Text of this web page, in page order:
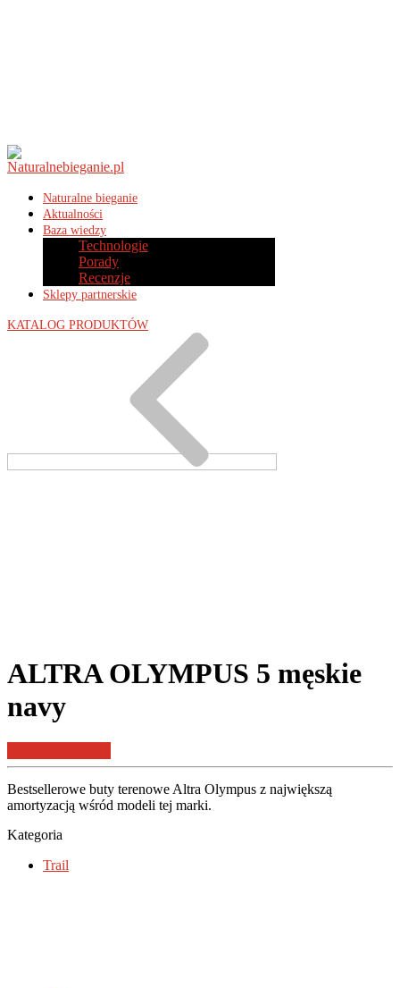
Naturalne bieganie
Aktualności
Baza wiedzy
Technologie
Porady
Recenzje
Sklepy partnerskie
KATALOG PRODUKTÓW
ALTRA OLYMPUS 5 męskie
navy
Bestsellerowe buty terenowe Altra Olympus z największą
amortyzacją wśród modeli tej marki.
Kategoria
Trail